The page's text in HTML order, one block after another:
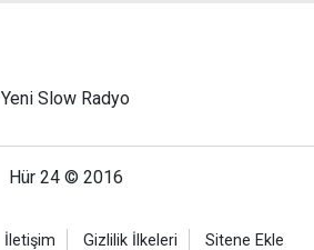
Yeni Slow Radyo
Hür 24 © 2016
İletişim Gizlilik İlkeleri Sitene Ekle